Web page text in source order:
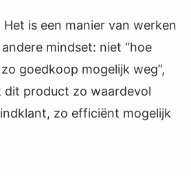
Het is een manier van werken
mindset: niet “hoe
goedkoop mogelijk weg”,
dit product zo waardevol
zo efficiënt mogelijk